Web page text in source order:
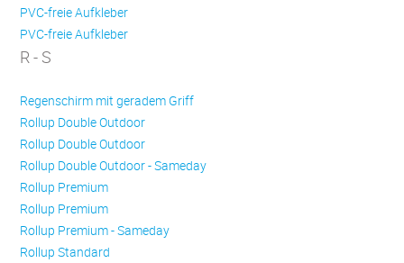
PVC-freie Aufkleber
PVC-freie Aufkleber
R - S
Regenschirm mit geradem Griff
Rollup Double Outdoor
Rollup Double Outdoor
Rollup Double Outdoor - Sameday
Rollup Premium
Rollup Premium
Rollup Premium - Sameday
Rollup Standard